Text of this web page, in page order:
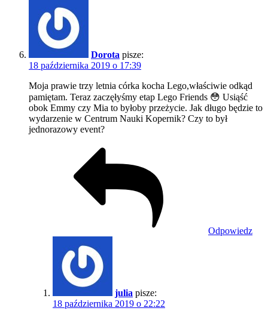
Dorota pisze:
18 października 2019 o 17:39
Moja prawie trzy letnia córka kocha Lego,właściwie odkąd
pamiętam. Teraz zaczęłyśmy etap Lego Friends 😳 Usiąść
obok Emmy czy Mia to byłoby przeżycie. Jak długo będzie to
wydarzenie w Centrum Nauki Kopernik? Czy to był
jednorazowy event?
Odpowiedz
julia pisze:
18 października 2019 o 22:22